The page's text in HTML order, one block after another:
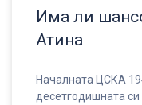
Има ли
Атина
Началната ЦСКА
десетгодишната